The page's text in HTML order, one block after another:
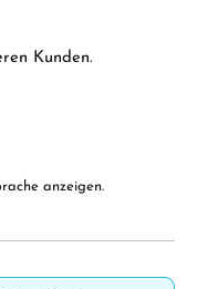
5 Sternen
Kunden.
anzeigen.